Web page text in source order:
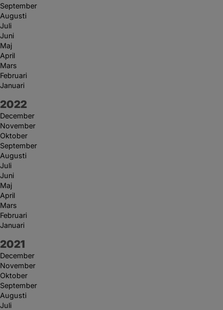
September
Augusti
Juli
Juni
Maj
April
Mars
Februari
Januari
År:
2022
December
November
Oktober
September
Augusti
Juli
Juni
Maj
April
Mars
Februari
Januari
År:
2021
December
November
Oktober
September
Augusti
Juli